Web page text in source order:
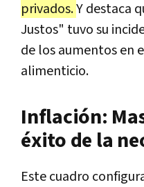
privados.Y destaca
Justos" tuvo su
de los aumentos en
alimenticio.
Inflación:
éxito de la
Este cuadro